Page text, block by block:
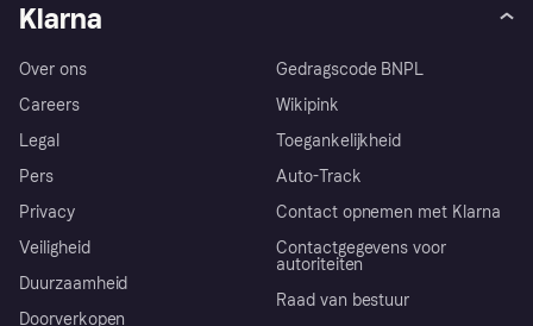
Klarna
Over ons
Careers
Legal
Pers
Privacy
Veiligheid
Duurzaamheid
Doorverkopen
Gedragscode BNPL
Wikipink
Toegankelijkheid
Auto-Track
Contact opnemen met Klarna
Contactgegevens voor
autoriteiten
Raad van bestuur